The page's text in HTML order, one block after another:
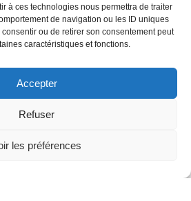
à ces technologies nous permettra de traiter
de navigation ou les ID uniques
ou de retirer son consentement peut
caractéristiques et fonctions.
Accepter
Refuser
les préférences